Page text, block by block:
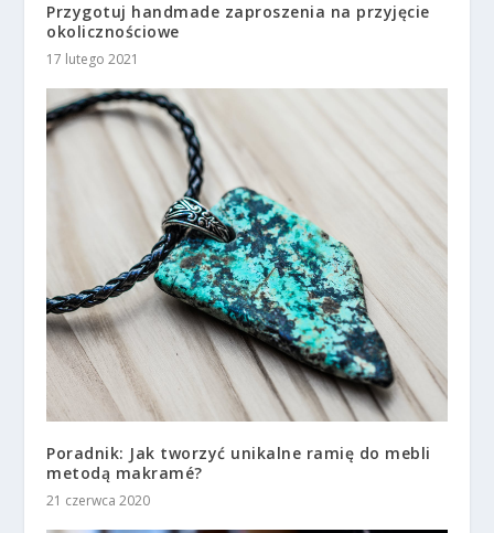
Przygotuj handmade zaproszenia na przyjęcie
okolicznościowe
17 lutego 2021
Poradnik: Jak tworzyć unikalne ramię do mebli
metodą makramé?
21 czerwca 2020